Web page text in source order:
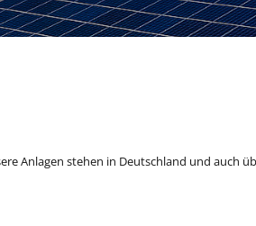
Anlagen stehen in Deutschland und auch